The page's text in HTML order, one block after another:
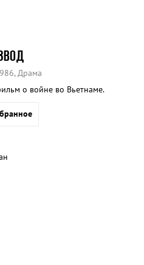
Драма
о войне во Вьетнаме.